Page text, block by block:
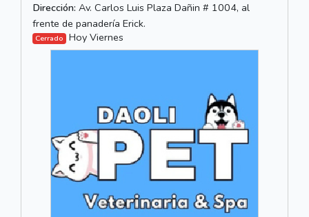
Dirección: Av. Carlos Luis Plaza Dañin # 1004, al
frente de panadería Erick.
Cerrado Hoy Viernes